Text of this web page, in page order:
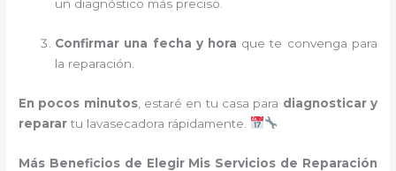
un diagnóstico más preciso.
Confirmar una fecha y hora que te convenga para
la reparación.
En pocos minutos, estaré en tu casa para diagnosticar y
reparartu lavasecadora rápidamente.
Más Beneficios de Elegir Mis Servicios de Reparación